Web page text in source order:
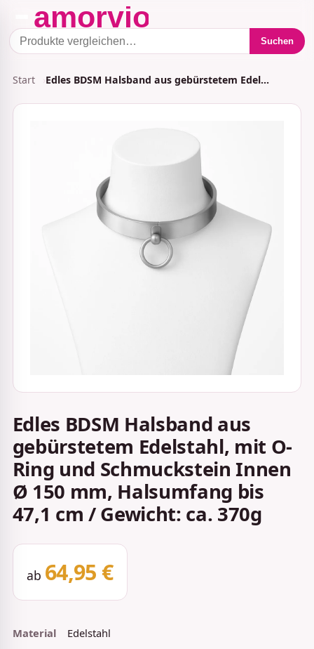
Suchen
Start Edles BDSM Halsband aus gebürstetem Edel…
Edles BDSM Halsband aus
gebürstetem Edelstahl, mit O-
Ring und Schmuckstein Innen
Ø 150 mm, Halsumfang bis
47,1 cm / Gewicht: ca. 370g
ab 64,95 €
Material Edelstahl